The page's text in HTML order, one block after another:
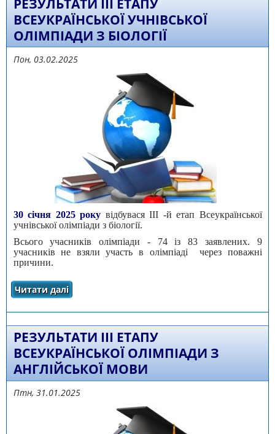
РЕЗУЛЬТАТИ III ЕТАПУ
ВСЕУКРАЇНСЬКОЇ УЧНІВСЬКОЇ
ОЛІМПІАДИ З БІОЛОГІЇ
Пон, 03.02.2025
30 січня 2025року відбувася III -й етап Всеукраїнської
учнівської олімпіади з біології.
Всього учасників олімпіади - 74 із 83 заявлених. 9
учасників не взяли участь в олімпіаді через поважні
причини.
Читати далі
РЕЗУЛЬТАТИ ІІІ ЕТАПУ
ВСЕУКРАЇНСЬКОЇ ОЛІМПІАДИ З
АНГЛІЙСЬКОЇ МОВИ
Птн, 31.01.2025